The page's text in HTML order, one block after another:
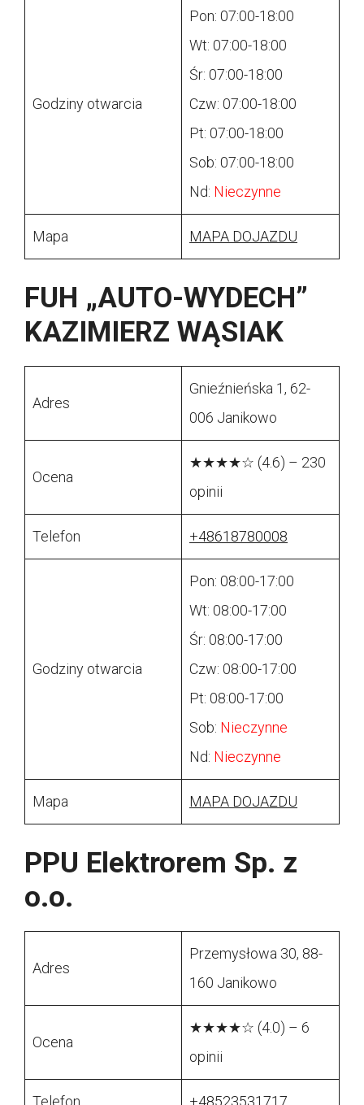
Godziny otwarcia
Pon: 07:00-18:00
Wt: 07:00-18:00
Śr: 07:00-18:00
Czw: 07:00-18:00
Pt: 07:00-18:00
Sob: 07:00-18:00
Nd: Nieczynne
Mapa MAPA DOJAZDU
FUH „AUTO-WYDECH”
KAZIMIERZ WĄSIAK
Adres
Gnieźnieńska 1, 62-
006 Janikowo
Ocena
★★★★☆ (4.6) – 230
opinii
Telefon +48618780008
Godziny otwarcia
Pon: 08:00-17:00
Wt: 08:00-17:00
Śr: 08:00-17:00
Czw: 08:00-17:00
Pt: 08:00-17:00
Sob: Nieczynne
Nd: Nieczynne
Mapa MAPA DOJAZDU
PPU Elektrorem Sp. z
o.o.
Adres
Przemysłowa 30, 88-
160 Janikowo
Ocena
★★★★☆ (4.0) – 6
opinii
Telefon +48523531717